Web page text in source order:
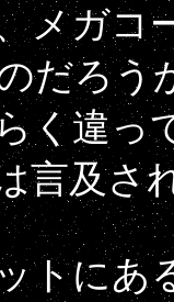
メガコ
だろう
く違っ
言及さ
トにあ